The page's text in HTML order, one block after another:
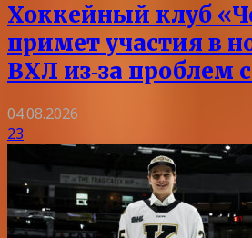
Хоккейный клуб
примет участия в
ВХЛ из‑за проблем
04.08.2026
23